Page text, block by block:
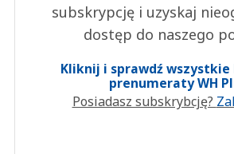
subskrypcję i uzyskaj
dostęp do naszego
Kliknij i sprawdź wszystkie
prenumeraty WH
Posiadasz subskrybcję?